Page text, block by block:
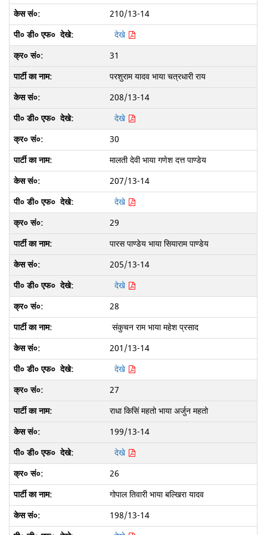
210/13-14
देखे
31
परशुराम यादव भाया चत्रधारी राय
208/13-14
देखे
30
मालती देवी भाया गणेश दत्त पाण्डेय
207/13-14
देखे
29
पारस पाण्डेय भाया सियाराम पाण्डेय
205/13-14
देखे
28
संकुचन राम भाया महेश प्रसाद
201/13-14
देखे
27
राधा किसिं महतो भाया अर्जुन महतो
199/13-14
देखे
26
गोपाल तिवारी भाया बल्खिरा यादव
198/13-14